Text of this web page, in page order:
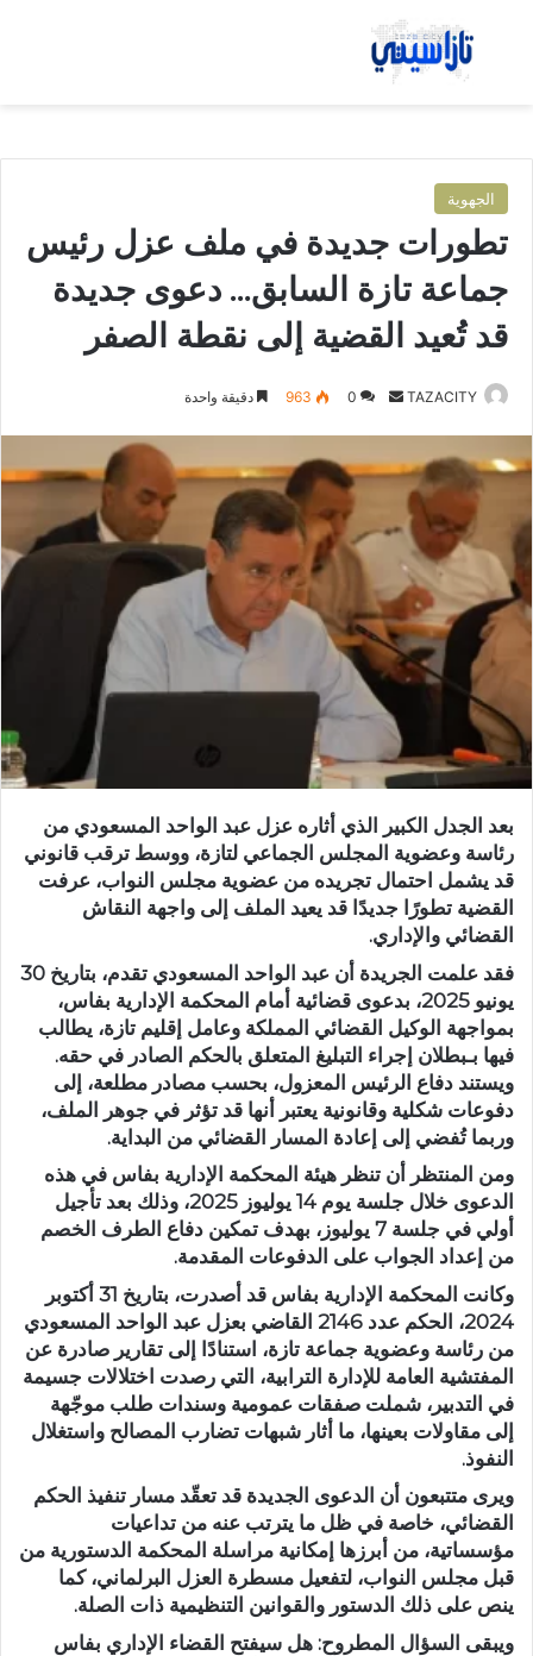
بحث عن
الجهوية
تطورات جديدة في ملف عزل رئيس
جماعة تازة السابق… دعوى جديدة
قد تُعيد القضية إلى نقطة الصفر
TAZACITY
ل
ر
د
ا
إ
ل
ك
ر
ا
0
963 دقيقة واحدة
بعد الجدل الكبير الذي أثاره عزل عبد الواحد المسعودي من
رئاسة وعضوية المجلس الجماعي لتازة، ووسط ترقب قانوني
قد يشمل احتمال تجريده من عضوية مجلس النواب، عرفت
القضية تطورًا جديدًا قد يعيد الملف إلى واجهة النقاش
القضائي والإداري.
فقد علمت الجريدة أن عبد الواحد المسعودي تقدم، بتاريخ 30
يونيو 2025
، بدعوى قضائية أمام المحكمة الإدارية بفاس،
بمواجهة الوكيل القضائي المملكة وعامل إقليم تازة، يطالب
فيها بـبطلان إجراء التبليغ المتعلق بالحكم الصادر في حقه.
ويستند دفاع الرئيس المعزول، بحسب مصادر مطلعة، إلى
دفوعات شكلية وقانونية يعتبر أنها قد تؤثر في جوهر الملف،
وربما تُفضي إلى إعادة المسار القضائي من البداية.
ومن المنتظر أن تنظر هيئة المحكمة الإدارية بفاس في هذه
الدعوى خلال جلسة يوم 14 يوليوز 2025
، وذلك بعد تأجيل
أولي في جلسة 7 يوليوز
، بهدف تمكين دفاع الطرف الخصم
من إعداد الجواب على الدفوعات المقدمة.
وكانت المحكمة الإدارية بفاس قد أصدرت، بتاريخ
31 أكتوبر
2024، الحكم عدد 2146
القاضي بعزل عبد الواحد المسعودي
من رئاسة وعضوية جماعة تازة، استنادًا إلى تقارير صادرة عن
المفتشية العامة للإدارة الترابية، التي رصدت اختلالات جسيمة
في التدبير ، شملت صفقات عمومية وسندات طلب موجّهة
إلى مقاولات بعينها، ما أثار شبهات تضارب المصالح واستغلال
النفوذ.
ويرى متتبعون أن الدعوى الجديدة قد تعقّد مسار تنفيذ الحكم
القضائي، خاصة في ظل ما يترتب عنه من تداعيات
مؤسساتية، من أبرزها إمكانية مراسلة المحكمة الدستورية من
قبل مجلس النواب، لتفعيل مسطرة العزل البرلماني، كما
ينص على ذلك الدستور والقوانين التنظيمية ذات الصلة.
ويبقى السؤال المطروح: هل سيفتح القضاء الإداري بفاس